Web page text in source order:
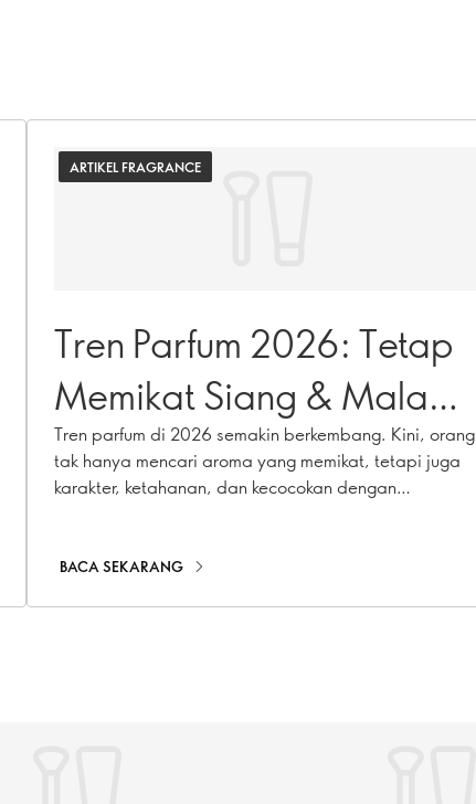
ARTIKEL FRAGRANCE
Tren Parfum 2026: Tetap
Memikat Siang & Malam
dengan Dua Pilihan Ini
Tren parfum di 2026 semakin berkembang. Kini, orang
tak hanya mencari aroma yang memikat, tetapi juga
karakter, ketahanan, dan kecocokan dengan
BACA SEKARANG